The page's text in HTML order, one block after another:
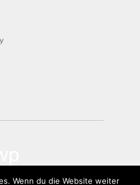
Wenn du die Website weiter